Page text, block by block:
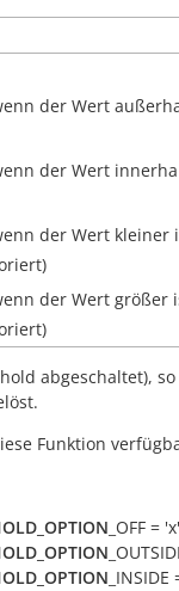
der Wert
der Wert
der Wert kleiner
der Wert größer
abgeschaltet),
Funktion
_OFF = 'x'
_INSIDE